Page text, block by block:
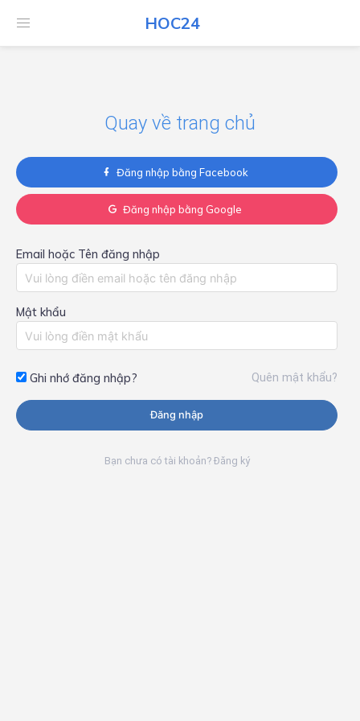
HOC24
HOC24
Quay về trang chủ
Đăng nhập bằng Facebook
Đăng nhập bằng Google
Email hoặc Tên đăng nhập
Mật khẩu
Ghi nhớ đăng nhập? Quên mật khẩu?
Đăng nhập
Bạn chưa có tài khoản? Đăng ký